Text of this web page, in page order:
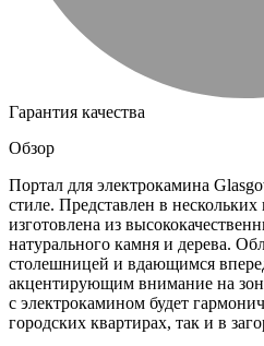
Гарантия качества
Обзор
Портал для электрокамина
стиле. Представлен в
изготовлена из
натурального камня и дерева.
столешницей и вдающимся
акцентирующим внимание на
с электрокамином будет
городских квартирах, так и в